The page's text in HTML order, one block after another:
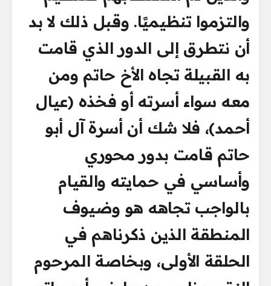
والتزموا تنظيميًا. وقبل ذلك لا بد
أن نتطرق إلى الدور الذي قامت
به القبيلة تجاه الأخ حاتم ومن
معه سواء أسرته أو فخذه (عيال
أحمد)، فلا شك أن أسرة آل أبو
حاتم قامت بدور محوري
وأساسي في حمايته والقيام
بالواجب تجاهه هو وضيوف
المنطقة الذين ذكرناهم في
الحلقة الأولى، وبخاصة المرحوم